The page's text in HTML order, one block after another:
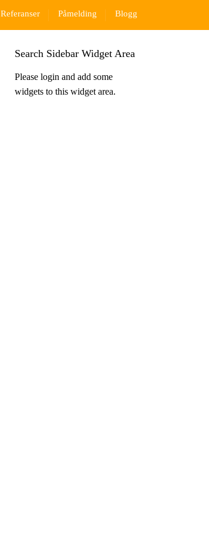
Referanser Påmelding Blogg
Search Sidebar Widget Area
Please login and add some
widgets to this widget area.